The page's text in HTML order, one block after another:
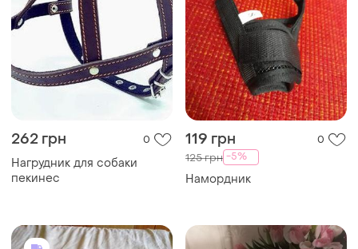
262 грн 0
Нагрудник для собаки
пекинес
119 грн 0
125 грн -5%
Намордник